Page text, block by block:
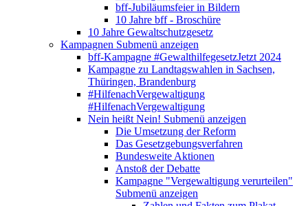
bff-Jubiläumsfeier in Bildern
10 Jahre bff - Broschüre
10 Jahre Gewaltschutzgesetz
Kampagnen Submenü anzeigen
bff-Kampagne #GewalthilfegesetzJetzt 2024
Kampagne zu Landtagswahlen in Sachsen,
Thüringen, Brandenburg
#HilfenachVergewaltigung
#HilfenachVergewaltigung
Nein heißt Nein! Submenü anzeigen
Die Umsetzung der Reform
Das Gesetzgebungsverfahren
Bundesweite Aktionen
Anstoß der Debatte
Kampagne "Vergewaltigung verurteilen"
Submenü anzeigen